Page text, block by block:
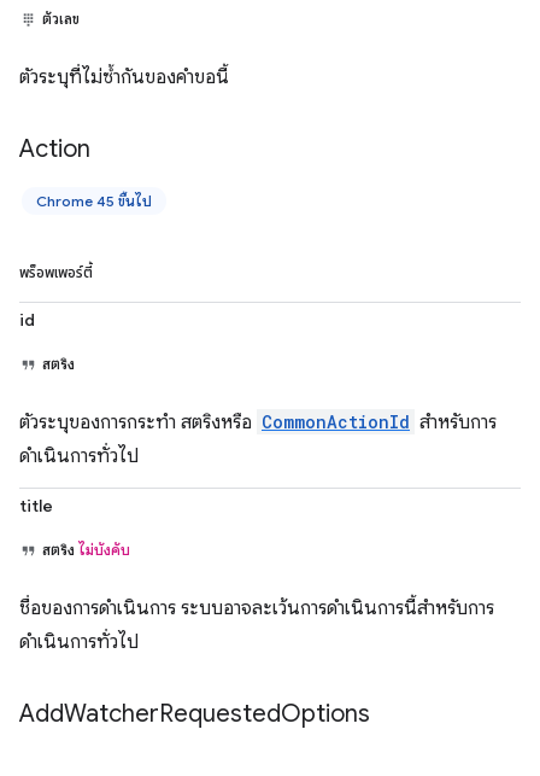
ตัวเลข
ตัวระบุที่ไม่ซ้ำกันของคำขอนี้
Action
Chrome 45 ขึ้นไป
พร็อพเพอร์ตี้
id
สตริง
ตัวระบุของการกระทำ สตริงหรือ CommonActionId สำหรับการ
ดำเนินการทั่วไป
title
สตริง ไม่บังคับ
ชื่อของการดำเนินการ ระบบอาจละเว้นการดำเนินการนี้สำหรับการ
ดำเนินการทั่วไป
AddWatcherRequestedOptions